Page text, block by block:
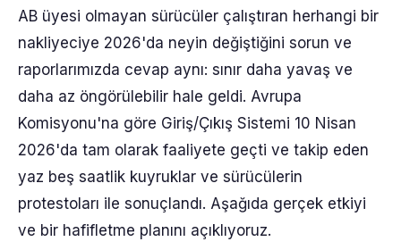
AB üyesi olmayan sürücüler çalıştıran herhangi bir
nakliyeciye 2026'da neyin değiştiğini sorun ve
raporlarımızda cevap aynı: sınır daha yavaş ve
daha az öngörülebilir hale geldi. Avrupa
Komisyonu'na göre Giriş/Çıkış Sistemi 10 Nisan
2026'da tam olarak faaliyete geçti ve takip eden
yaz beş saatlik kuyruklar ve sürücülerin
protestoları ile sonuçlandı. Aşağıda gerçek etkiyi
ve bir hafifletme planını açıklıyoruz.